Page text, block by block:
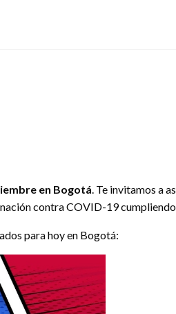
en Bogotá . Te invitamos a
contra COVID-19
para hoy en Bogotá: